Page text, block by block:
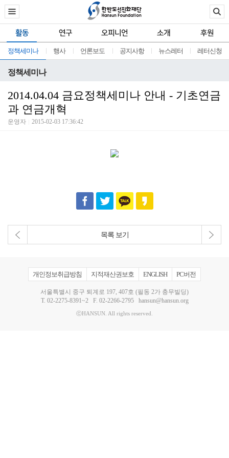
활동 연구 오피니언 소개 후원
정책세미나 행사 언론보도 공지사항 뉴스레터 레터신청
정책세미나
2014.04.04 금요정책세미나 안내 - 기초연금
과 연금개혁
운영자 2015-02-03 17:36:42
목록 보기
개인정보취급방침 지적재산권보호 ENGLISH PC버전
서울특별시 중구 퇴계로 197, 407호 (필동 2가 충무빌딩)
T. 02-2275-8391~2F. 02-2266-2795 hansun@hansun.org
ⓒHANSUN. All rights reserved.